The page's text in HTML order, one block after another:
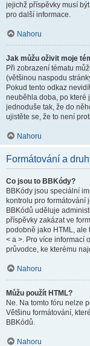
jejichž příspěvky musí
pro další informace.
Nahoru
Jak můžu oživit moje
Při zobrazení tématu
(většinou naspodu
Pokud tento odkaz
neuběhla doba, po které
jednoduše tak, že do
ujistěte se, že to není
Nahoru
Formátování a
Co jsou to BBKódy?
BBKódy jsou speciální
kontrolu pro formátování
BBKódů uděluje
příspěvky zakázat ve
podobně jako HTML, ale
< a >. Pro více informací
průvodce, ke kterému
Nahoru
Můžu použít HTML?
Ne. Na tomto fóru nelze
Většinu formátování,
BBKódů.
Nahoru